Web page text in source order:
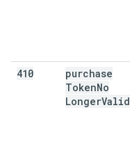
410
purchase
TokenNo
LongerValid